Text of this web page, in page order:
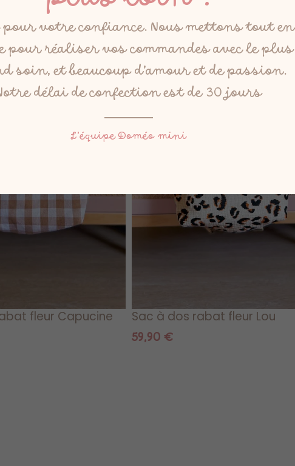
fleur Capucine Sac à dos rabat fleur Lou
59,90 €
pour votre confiance. Nous mettons tout en
pour réaliser vos commandes avec le plus
soin, et beaucoup d’amour et de passion.
délai de confection est de 30 jours
L’équipe Doméo mini